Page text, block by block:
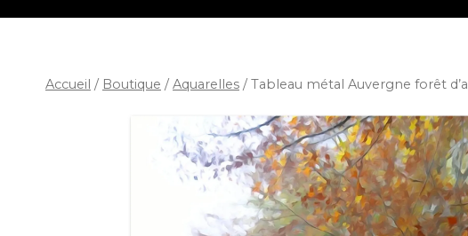
Accueil / Boutique / Aquarelles / Tableau métal Auvergne forêt